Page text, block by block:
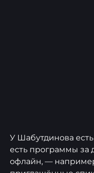
У Шабутдинова
есть программы за
офлайн, —